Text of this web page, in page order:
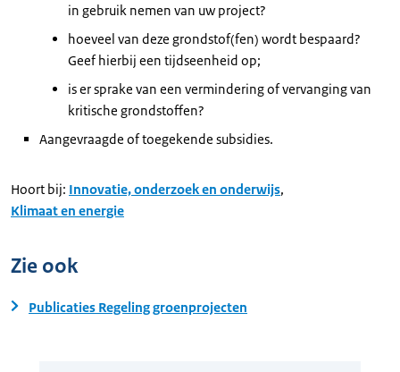
in gebruik nemen van uw project?
hoeveel van deze grondstof(fen) wordt bespaard?
Geef hierbij een tijdseenheid op;
is er sprake van een vermindering of vervanging van
kritische grondstoffen?
Aangevraagde of toegekende subsidies.
Hoort bij: Innovatie, onderzoek en onderwijs,
Klimaat en energie
Zie ook
Publicaties Regeling groenprojecten